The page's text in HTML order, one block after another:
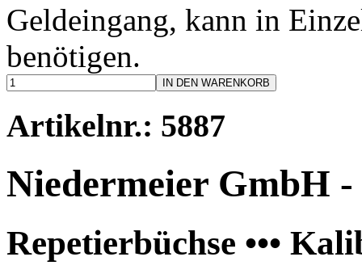
Geldeingang, kann in
benötigen.
IN DEN WARENKORB
Artikelnr.: 5887
Niedermeier GmbH -
Repetierbüchse •••